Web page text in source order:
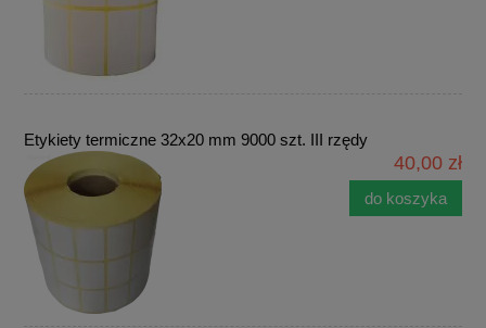
Etykiety termiczne 32x20 mm 9000 szt. III rzędy
40,00 zł
do koszyka